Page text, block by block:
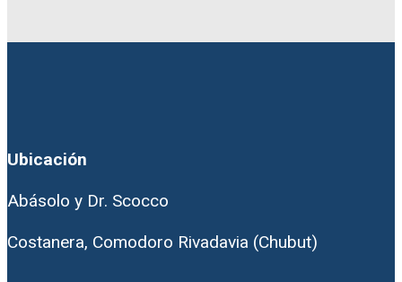
Ubicación
Abásolo y Dr. Scocco
Costanera, Comodoro Rivadavia (Chubut)